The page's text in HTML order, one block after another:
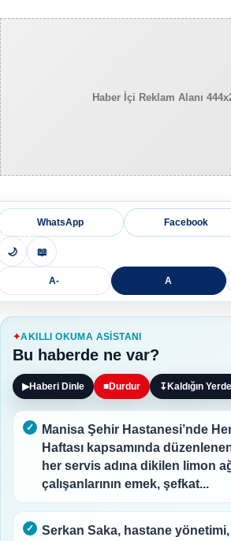
Haber İçi Reklam Alanı
WhatsApp Facebook
🌙 📖
A- A
AKILLI OKUMA ASISTANI
Bu haberde ne var?
▶Haberi Dinle ■Durdur ↧ Kaldığın
Manisa Şehir Hastanesi’nde
Haftası kapsamında
her servis adına dikilen limon
çalışanlarının emek, şefkat...
Serkan Saka, hastane yönetimi,